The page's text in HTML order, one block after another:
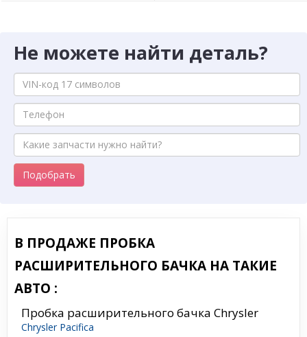
Не можете найти деталь?
Подобрать
В ПРОДАЖЕ ПРОБКА
РАСШИРИТЕЛЬНОГО БАЧКА НА ТАКИЕ
АВТО :
Пробка расширительного бачка Chrysler
Chrysler Pacifica